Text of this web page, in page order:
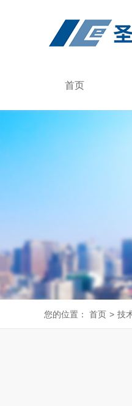
首页
您的位置： 首页 > 技